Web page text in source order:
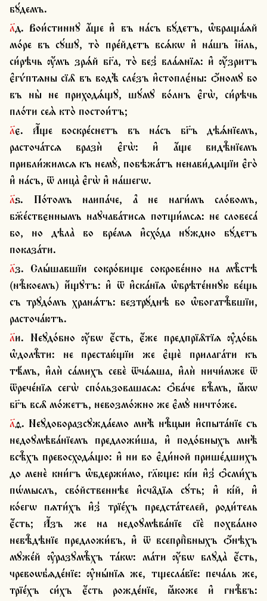
бꙋ́демъ.
л҃д. Вои́стиннꙋ а҆́ще и҆ въ на́съ бꙋ́детъ, ѡ҆браща́ѧй
мо́ре въ сꙋ́шꙋ, то̀ пре́йдетъ всѧ́кѡ и҆ на́шъ і҆и҃ль,
си́рѣчь ѹ҆́мъ зрѧ́й бг҃а, то̀ без̾ вла́ѧнїѧ: и҆ ѹ҆́зритъ
є҆гѵ́птѧны сїѧ̑ въ водѣ̀ сле́зъ и҆стоплє́ны: ѻ҆́номꙋ бо
въ ны̀ не приходѧ́щꙋ, шꙋ́мꙋ во́лнъ є҆гѡ̀, си́рѣчь
пло́ти сеѧ̀ кто̀ постои́тъ;
л҃є. А҆́ще воскре́снетъ въ на́съ бг҃ъ дѣѧ́нїемъ,
расточа́тсѧ вразѝ є҆гѡ̀: и҆ а҆́ще видѣ̑нїемъ
прибли́жимсѧ къ немꙋ̀, побѣжа́тъ ненави́дѧщїи є҆го̀
и҆ на́съ, ѿ лица̀ є҆гѡ̀ и҆ на́шегѡ.
л҃ѕ. По́томъ наипа́че, а҆ не наги́мъ сло́вомъ,
бж҃е́ствєннымъ наꙋчава́тисѧ потщи́мсѧ: не словеса́
бо, но дѣла̀ во вре́мѧ и҆схо́да нꙋ́ждно бꙋ́детъ
показа́ти.
л҃з. Слы́шавшїи сокро́вище сокрове́нно на мѣ̑стѣ
(нѣ̑коемъ) и҆́щꙋтъ: и҆ ѿ и҆ска́нїѧ ѡ҆брѣте́ннꙋю ве́щь
съ трꙋдо́мъ хранѧ́тъ: безтрꙋ́днѣ бо ѡ҆богатѣ̑вшїи,
расточа́ютъ.
л҃и. Неꙋдо́бно ѹ҆́бѡ є҆́сть, є҆́же предпрїѧ̑тїѧ ѹ҆до́бь
ѡ҆долѣ̑ти: не престаю́щїи же є҆щѐ прилага́ти къ
тѣ́мъ, и҆лѝ са́михъ себѐ ѿча́ѧша, и҆лѝ ничи́мже ѿ
ѿрече́нїѧ сегѡ̀ спо́льзовашасѧ: ѻ҆ба́че вѣ̑мъ, ꙗ҆́кѡ
бг҃ъ всѧ̑ мо́жетъ, невозмо́жно же є҆мꙋ̀ ничто́же.
л҃ѳ. Неꙋдоборазсꙋжда́емо мнѣ̀ нѣ̑цыи и҆спыта́нїе съ
недоꙋмѣва́нїемъ предложи́ша, и҆ подо́бныхъ мнѣ̀
всѣ̑хъ превосходѧ́що: и҆ ни во є҆ди́ной прише́дшихъ
до менѐ кни́гъ ѡ҆бдержи́мо, гл҃юще: кі́и и҆з̾ ѻ҆сми́хъ
пѡ́мыслъ, сво́йственнѣе и҆сча̑дїѧ сꙋ́ть; и҆ кі́й, и҆
ко́егѡ пѧти́хъ и҆з̾ трїе́хъ предста́телей, роди́тель
є҆́сть; А҆́зъ же на недоꙋмѣва́нїе сїѐ похва́лно
невѣ̑дѣнїе предложи́въ, и҆ ѿ всепрпⷣбныхъ ѻ҆́нѣхъ
мꙋже́й ѹ҆разꙋмѣ̑хъ та́кѡ: ма́ти ѹ҆́бѡ блꙋда̀ є҆́сть,
чревоѡб̾ѧде́нїе: ѹ҆ны́нїѧ же, тщесла́вїе: печа́ль же,
трїе́хъ си́хъ є҆́сть рожде́нїе, ꙗ҆́коже и҆ гнѣ̑въ: